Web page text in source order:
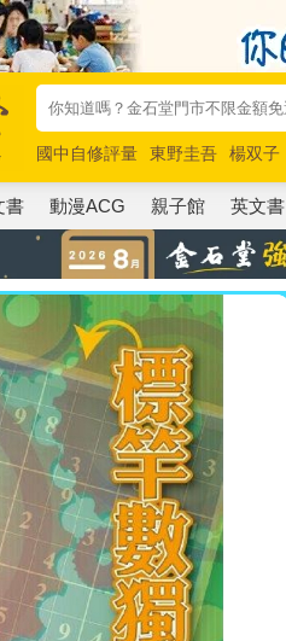
國中自修評量 東野圭吾 楊双子
唯紅花綻放
奧德賽 路邊攤新作
書 動漫ACG 親子館 英文書